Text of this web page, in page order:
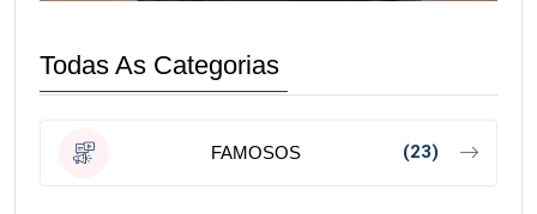
Todas As Categorias
FAMOSOS (23)